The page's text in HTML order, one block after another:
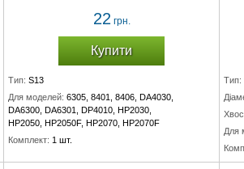
22грн.
Купити
Тип: S13
Для моделей: 6305, 8401, 8406, DA4030,
DA6300, DA6301, DP4010, HP2030,
HP2050, HP2050F, HP2070, HP2070F
Комплект: 1 шт.
Тип:
Для